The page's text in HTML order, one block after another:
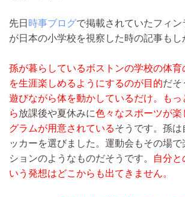
先日 時事ブログで掲載されていたフィ
が日本の小学校を視察した時の記事もし
孫が暮らしているボストンの学校の体育
を生涯楽しめるようにするのが目的だそ
遊びながら体を動かしているだけ。もっ
ら放課後や夏休みに色々なスポーツが楽
グラムが用意されているそうです。孫
ッカーを選びました。運動会もその場
ションのようなものだそうです。
自分と
いう発想はどこからも出てきません。